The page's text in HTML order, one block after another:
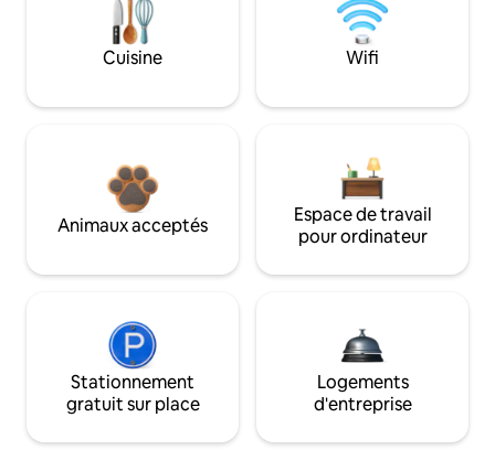
Cuisine Wifi
Animaux acceptés
Espace de travail
pour ordinateur
Stationnement
gratuit sur place
Logements
d'entreprise